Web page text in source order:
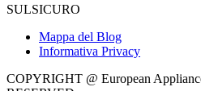
SULSICURO
Mappa del Blog
Informativa Privacy
COPYRIGHT @ European